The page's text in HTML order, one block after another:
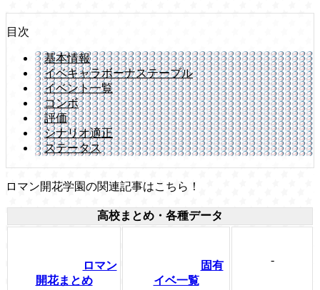
目次
基本情報
イベキャラボーナステーブル
イベント一覧
コンボ
評価
シナリオ適正
ステータス
ロマン開花学園の関連記事はこちら！
高校まとめ・各種データ
ロマン
開花まとめ
固有
イベ一覧
-